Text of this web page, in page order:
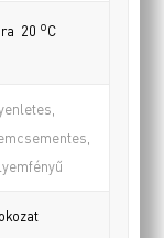
20 oC